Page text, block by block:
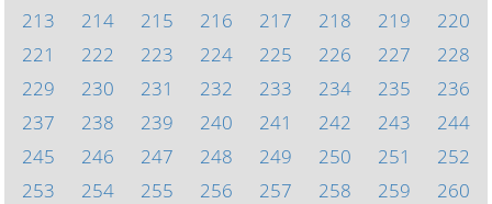
213
214 215 216 217 218 219
220
221
222 223 224 225 226 227
228
229
230 231 232 233 234 235
236
237
238 239 240 241 242 243
244
245
246 247 248 249 250 251
252
253
254 255 256 257 258 259
260